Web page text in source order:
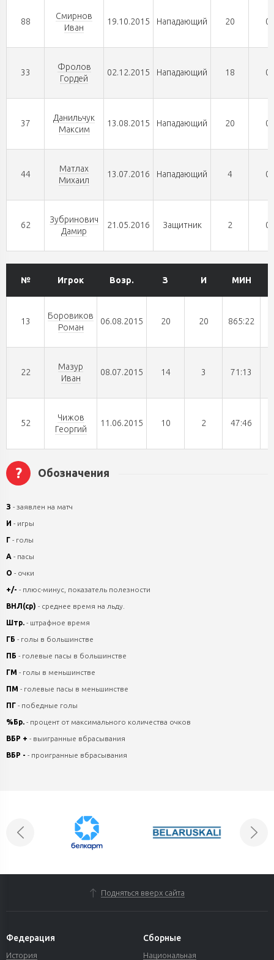
88
Смирнов
Иван
19.10.2015 Нападающий 20 0
33
Фролов
Гордей
02.12.2015 Нападающий 18 0
37
Данильчук
Максим
13.08.2015 Нападающий 20 0
44
Матлах
Михаил
13.07.2016 Нападающий 4 0
62
Зубринович
Дамир
21.05.2016 Защитник 2 0
№ Игрок Возр. З И МИН
13
Боровиков
Роман
06.08.2015 20 20 865:22
22
Мазур
Иван
08.07.2015 14 3 71:13
52
Чижов
Георгий
11.06.2015 10 2 47:46
? Обозначения
З - заявлен на матч
И - игры
Г - голы
А - пасы
О - очки
+/- - плюс-минус, показатель полезности
ВНЛ(ср) - среднее время на льду.
Штр. - штрафное время
ГБ - голы в большинстве
ПБ - голевые пасы в большинстве
ГМ - голы в меньшинстве
ПМ - голевые пасы в меньшинстве
ПГ - победные голы
%Бр. - процент от максимального количества очков
ВБР + - выигранные вбрасывания
ВБР - - проигранные вбрасывания
Подняться вверх сайта
Федерация
История
Сборные
Национальная